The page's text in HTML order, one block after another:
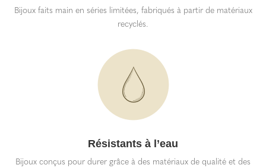
Bijoux faits main en séries limitées, fabriqués à partir de matériaux
recyclés.
Résistants à l’eau
Bijoux conçus pour durer grâce à des matériaux de qualité et des